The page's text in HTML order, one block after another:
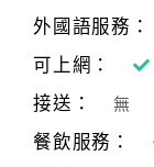
會
員
戶
外國語服務：
可上網：
接送：
無
餐飲服務：